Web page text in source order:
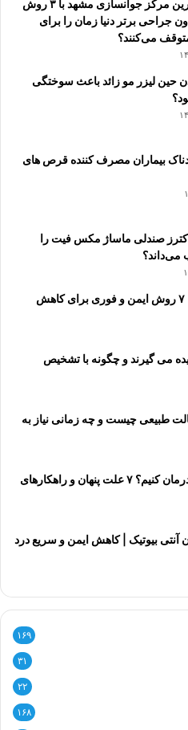
چگونه در بهترین مرکز جوانسازی مشهد با ۳ روش
جراحی برتر دنیا زمان را برای
می‌کنند؟
حین لیزر مو زائد باعث سوختگی
بیماران مصرف کننده قرص های
صندلی ماساژ مکس فیت را
می‌داند؟
درمان خانگی عفونت واژینال شدید؛ ۷ روش ایمن و فوری برای کاهش
می گیرند و چگونه با تشخیص
طبیعی چیست و چه زمانی نیاز به
بوی بد دهان را چگونه برای همیشه درمان کنیم؟ ۷ علت پنهان و راهکارهای
آنتی بیوتیک | کاهش ایمن و سریع درد
۱۶۹
۳۱
۲۲
۱۶۸